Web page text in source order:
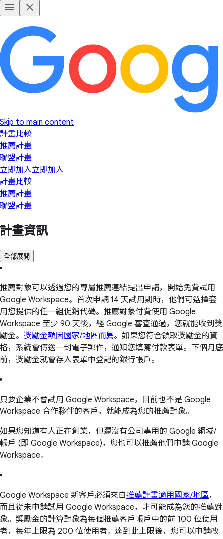
Skip to main content
計畫比較
推薦計畫
聯盟計畫
立即加入立即加入
計畫比較
推薦計畫
聯盟計畫
計畫資訊
全部展開
推薦對象可以透過您的專屬推薦連結提出申請，開始免費試用
Google Workspace。首次申請 14 天試用期時，他們可選擇套
用您提供的任一組促銷代碼。推薦對象付費使用 Google
Workspace 至少 90 天後，經 Google 審查通過，您就能收到獎
勵金。 獎勵金額因國家/地區而異。如果您符合領取獎勵金的資
格，系統會傳送一封電子郵件，通知您填寫付款表單。下個月底
前，獎勵金就會存入表單中登記的銀行帳戶。
只要企業不曾試用 Google Workspace，目前也不是 Google
Workspace 合作夥伴的客戶，就能成為您的推薦對象。
如果您知道有人正在創業，但還沒有公司專用的 Google 網域/
帳戶 (即 Google Workspace)，您也可以推薦他們申請 Google
Workspace。
Google Workspace 新客戶必須來自推薦計畫適用國家/地區，
而且從未申請試用 Google Workspace，才可能成為您的推薦對
象。獎勵金的計算對象為每個推薦客戶帳戶中的前 100 位使用
者，每年上限為 200 位使用者。達到此上限後，您可以申請改